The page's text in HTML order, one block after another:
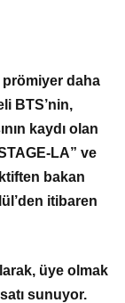
daha
BTS’nin,
kaydı olan
LA” ve
bakan
itibaren
üye olmak
sunuyor.